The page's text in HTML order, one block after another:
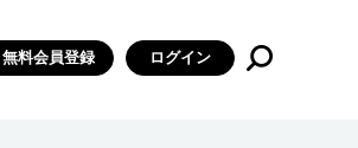
無料会員登録 ログイン